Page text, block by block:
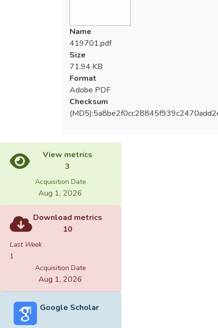
Name
419701.pdf
Size
71.94 KB
Format
Adobe PDF
Checksum
View metrics
3
Acquisition Date
Aug 1, 2026
Download metrics
10
Last Week
1
Acquisition Date
Aug 1, 2026
Google Scholar